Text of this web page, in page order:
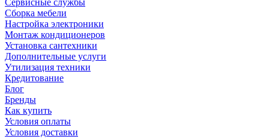
Сервисные службы
Сборка мебели
Настройка электроники
Монтаж кондиционеров
Установка сантехники
Дополнительные услуги
Утилизация техники
Кредитование
Блог
Бренды
Как купить
Условия оплаты
Условия доставки